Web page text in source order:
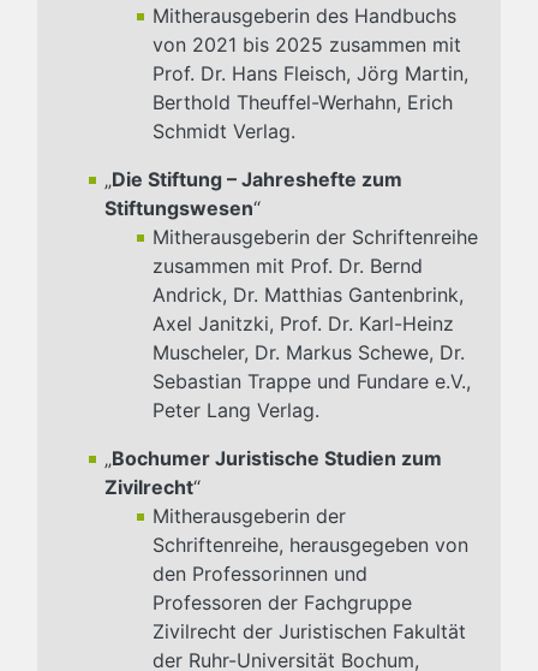
Mitherausgeberin des Handbuchs
von 2021 bis 2025 zusammen mit
Prof. Dr. Hans Fleisch, Jörg Martin,
Berthold Theuffel-Werhahn, Erich
Schmidt Verlag.
„Die Stiftung – Jahreshefte zum
Stiftungswesen“
Mitherausgeberin der Schriftenreihe
zusammen mit Prof. Dr. Bernd
Andrick, Dr. Matthias Gantenbrink,
Axel Janitzki, Prof. Dr. Karl-Heinz
Muscheler, Dr. Markus Schewe, Dr.
Sebastian Trappe und Fundare e.V.,
Peter Lang Verlag.
„Bochumer Juristische Studien zum
Zivilrecht“
Mitherausgeberin der
Schriftenreihe, herausgegeben von
den Professorinnen und
Professoren der Fachgruppe
Zivilrecht der Juristischen Fakultät
der Ruhr-Universität Bochum,